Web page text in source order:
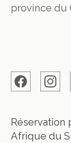
province du
Réservation
Afrique du